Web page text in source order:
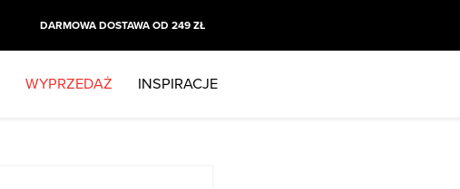
DARMOWA DOSTAWA OD 249 ZŁ
WYPRZEDAŻ INSPIRACJE